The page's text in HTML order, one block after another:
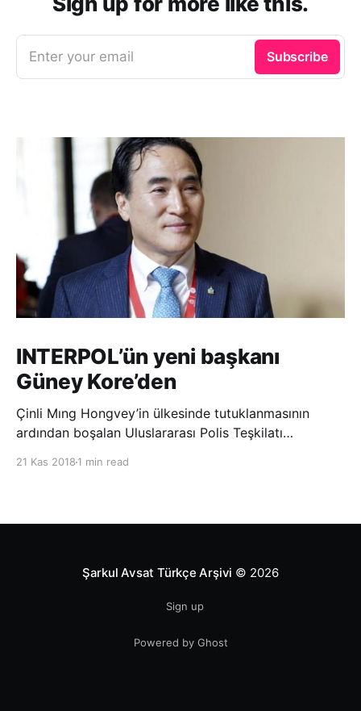
Enter your email Subscribe
INTERPOL’ün yeni başkanı
Güney Kore’den
Çinli Mıng Hongvey’in ülkesinde tutuklanmasının
ardından boşalan Uluslararası Polis Teşkilatı
21 Kas 2018 1 min read
Şarkul Avsat Türkçe Arşivi © 2026
Sign up
Powered by Ghost